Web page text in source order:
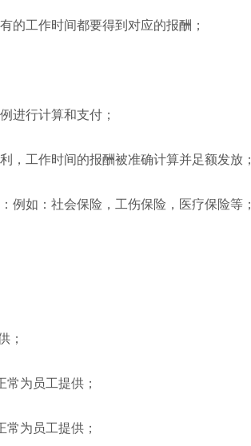
的工作时间都要得到对应的报酬；
进行计算和支付；
，工作时间的报酬被准确计算并足额发放；
例如：社会保险，工伤保险，医疗保险等；
；
为员工提供；
为员工提供；